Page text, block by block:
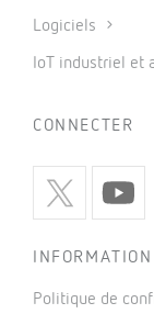
Logiciels
IoT industriel et
CONNECTER
INFORMATION
Politique de